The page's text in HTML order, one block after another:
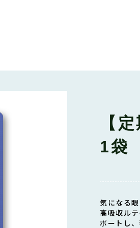
【
1袋
気になる
高吸収ル
ポートし